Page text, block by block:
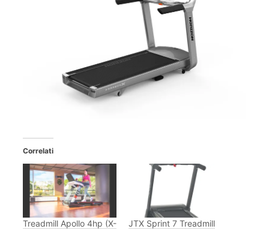
Correlati
Treadmill Apollo 4hp (X-
JTX Sprint 7 Treadmill